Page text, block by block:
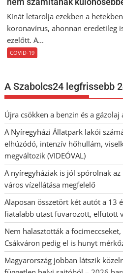
Kínát letarolja ezekben a
koronavírus, ahonnan eredetileg
ezelőtt. A...
COVID-19
A Szabolcs24 legfrissebb
Újra csökken a benzin és a gázolaj
A Nyíregyházi Állatpark lakói
elhúzódó, intenzív hőhullám,
megváltozik (VIDEÓVAL)
A nyíregyháziak is jól spórolnak
város vízellátása megfelelő
Alaposan összetört két autót a 13
fiatalabb utast fuvarozott, elfutott
Nem halasztották a
Csákváron pedig el is hunyt
Magyarország jobban látszik